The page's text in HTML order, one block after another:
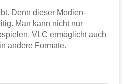
Denn dieser Medien-
Man kann nicht nur
VLC ermöglicht auch
andere Formate.